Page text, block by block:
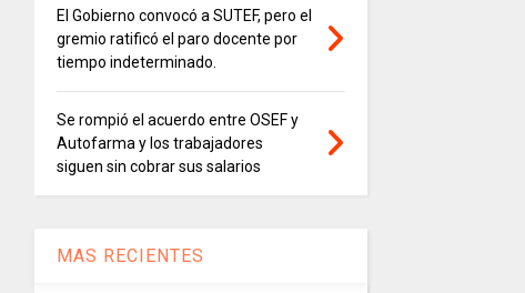
El Gobierno convocó a SUTEF, pero el
gremio ratificó el paro docente por
tiempo indeterminado.
Se rompió el acuerdo entre OSEF y
Autofarma y los trabajadores
siguen sin cobrar sus salarios
MAS RECIENTES